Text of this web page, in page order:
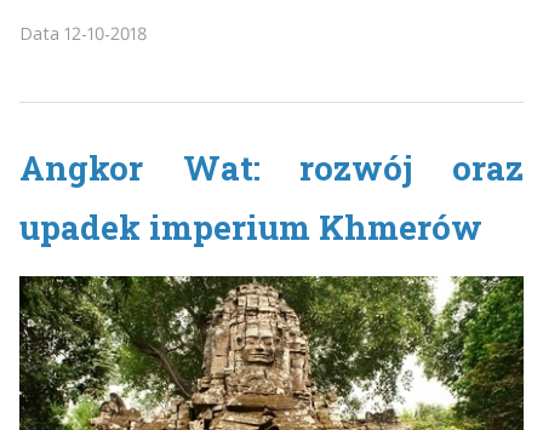
Data 12-10-2018
Angkor Wat: rozwój oraz
upadek imperium Khmerów